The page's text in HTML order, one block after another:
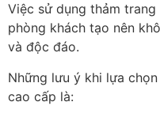
Việc sử dụng thảm
phòng khách tạo nên
và độc đáo.
Những lưu ý khi lựa
cao cấp là: